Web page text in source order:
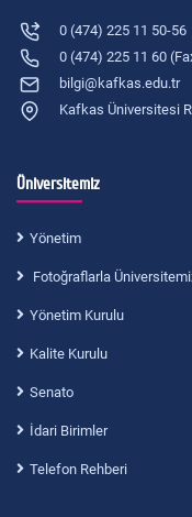
0 (474) 225 11 50-56
0 (474) 225 11 60
bilgi@kafkas.edu.tr
Kafkas Üniversitesi
Üniversitemiz
Yönetim
Fotoğraflarla
Yönetim Kurulu
Kalite Kurulu
Senato
İdari Birimler
Telefon Rehberi